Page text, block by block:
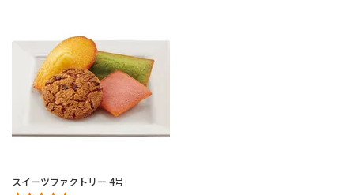
スイーツファクトリー 4号